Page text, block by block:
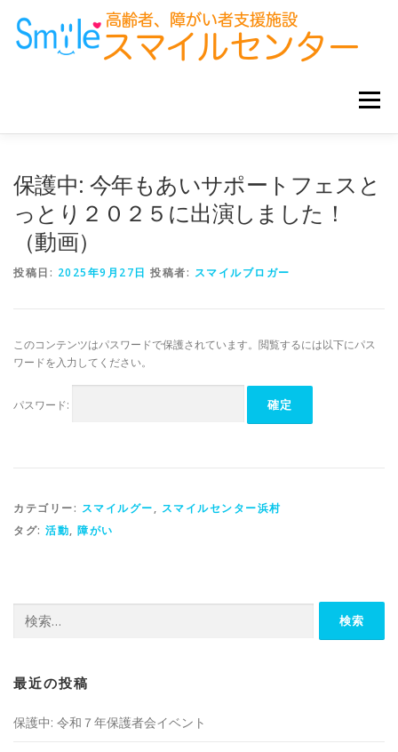
キ
メニュー
お役立ち情報
保護中: 今年もあいサポートフェスと
っとり２０２５に出演しました！
（動画）
投稿日: 2025年9月27日 投稿者: スマイルブロガー
このコンテンツはパスワードで保護されています。閲覧するには以下にパス
ワードを入力してください。
パスワード:
カテゴリー: スマイルグー, スマイルセンター浜村
タグ: 活動, 障がい
索:
最近の投稿
保護中: 令和７年保護者会イベント